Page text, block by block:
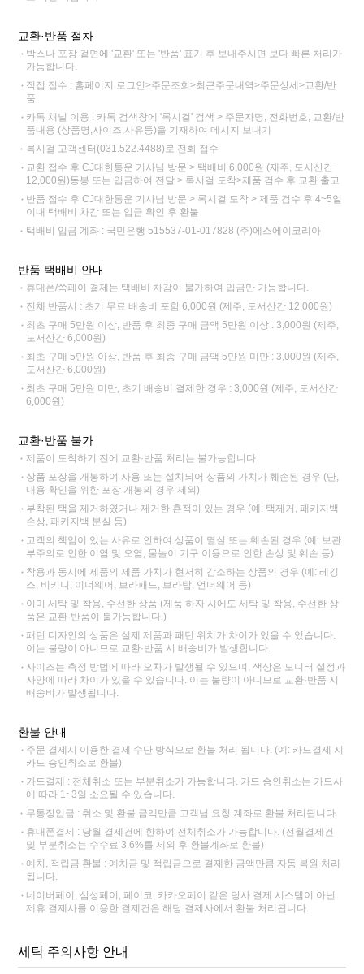
교환·반품 절차
박스나 포장 겉면에 '교환' 또는 '반품' 표기 후 보내주시면 보다 빠른 처리가
가능합니다.
직접 접수 : 홈페이지 로그인>주문조회>최근주문내역>주문상세>교환/반
품
카톡 채널 이용 : 카톡 검색창에 '록시걸' 검색 > 주문자명, 전화번호, 교환/반
품내용 (상품명,사이즈,사유등)을 기재하여 메시지 보내기
록시걸 고객센터(031.522.4488)로 전화 접수
교환 접수 후 CJ대한통운 기사님 방문 > 택배비 6,000원 (제주, 도서산간
12,000원)동봉 또는 입금하여 전달 > 록시걸 도착>제품 검수 후 교환 출고
반품 접수 후 CJ대한통운 기사님 방문 > 록시걸 도착 > 제품 검수 후 4~5일
이내 택배비 차감 또는 입금 확인 후 환불
택배비 입금 계좌 : 국민은행 515537-01-017828 (주)에스에이코리아
반품 택배비 안내
휴대폰/쓱페이 결제는 택배비 차감이 불가하여 입금만 가능합니다.
전체 반품시 : 초기 무료 배송비 포함 6,000원 (제주, 도서산간 12,000원)
최초 구매 5만원 이상, 반품 후 최종 구매 금액 5만원 이상 : 3,000원 (제주,
도서산간 6,000원)
최초 구매 5만원 이상, 반품 후 최종 구매 금액 5만원 미만 : 3,000원 (제주,
도서산간 6,000원)
최초 구매 5만원 미만, 초기 배송비 결제한 경우 : 3,000원 (제주, 도서산간
6,000원)
교환·반품 불가
제품이 도착하기 전에 교환·반품 처리는 불가능합니다.
상품 포장을 개봉하여 사용 또는 설치되어 상품의 가치가 훼손된 경우 (단,
내용 확인을 위한 포장 개봉의 경우 제외)
부착된 택을 제거하였거나 제거한 흔적이 있는 경우 (예: 택제거, 패키지백
손상, 패키지백 분실 등)
고객의 책임이 있는 사유로 인하여 상품이 멸실 또는 훼손된 경우 (예: 보관
부주의로 인한 이염 및 오염, 물놀이 기구 이용으로 인한 손상 및 훼손 등)
착용과 동시에 제품의 제품 가치가 현저히 감소하는 상품의 경우 (예: 레깅
스, 비키니, 이너웨어, 브라패드, 브라탑, 언더웨어 등)
이미 세탁 및 착용, 수선한 상품 (제품 하자 시에도 세탁 및 착용, 수선한 상
품은 교환·반품이 불가능합니다.)
패턴 디자인의 상품은 실제 제품과 패턴 위치가 차이가 있을 수 있습니다.
이는 불량이 아니므로 교환·반품 시 배송비가 발생합니다.
사이즈는 측정 방법에 따라 오차가 발생될 수 있으며, 색상은 모니터 설정과
사양에 따라 차이가 있을 수 있습니다. 이는 불량이 아니므로 교환·반품 시
배송비가 발생됩니다.
환불 안내
주문 결제시 이용한 결제 수단 방식으로 환불 처리 됩니다. (예: 카드결제 시
카드 승인취소로 환불)
카드결제 : 전체취소 또는 부분취소가 가능합니다. 카드 승인취소는 카드사
에 따라 1~3일 소요될 수 있습니다.
무통장입금 : 취소 및 환불 금액만큼 고객님 요청 계좌로 환불 처리됩니다.
휴대폰결제 : 당월 결제건에 한하여 전체취소가 가능합니다. (전월결제건
및 부분취소는 수수료 3.6%를 제외 후 환불계좌로 환불)
예치, 적립금 환불 : 예치금 및 적립금으로 결제한 금액만큼 자동 복원 처리
됩니다.
네이버페이, 삼성페이, 페이코, 카카오페이 같은 당사 결제 시스템이 아닌
제휴 결제사를 이용한 결제건은 해당 결제사에서 환불 처리됩니다.
세탁 주의사항 안내